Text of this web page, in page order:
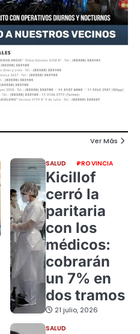
Ver Más
SALUD PROVINCIA
Kicillof
cerró la
paritaria
con los
médicos:
cobrarán
un 7% en
dos tramos
21 julio, 2026
SALUD